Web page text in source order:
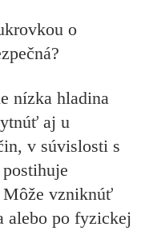
o
nízka hladina
aj u
v súvislosti s
Môže vzniknúť
alebo po fyzickej